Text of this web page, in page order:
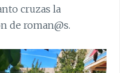
cruzas la
de roman@s.